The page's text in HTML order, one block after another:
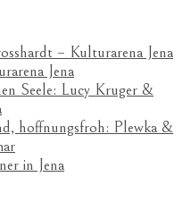
– Kulturarena Jena
Jena
Seele: Lucy Kruger &
hoffnungsfroh: Plewka &
in Jena